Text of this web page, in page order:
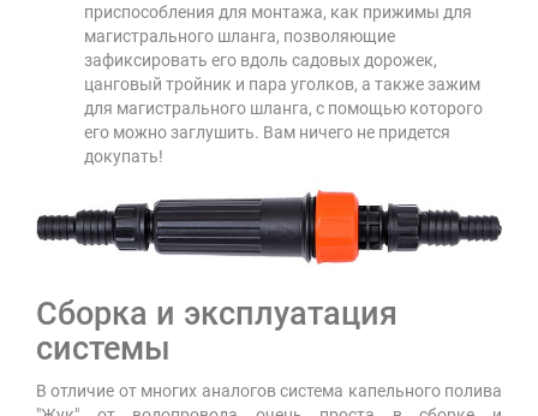
приспособления для монтажа, как прижимы для
магистрального шланга, позволяющие
зафиксировать его вдоль садовых дорожек,
цанговый тройник и пара уголков, а также зажим
для магистрального шланга, с помощью которого
его можно заглушить. Вам ничего не придется
докупать!
Сборка и эксплуатация
системы
В отличие от многих аналогов система капельного полива